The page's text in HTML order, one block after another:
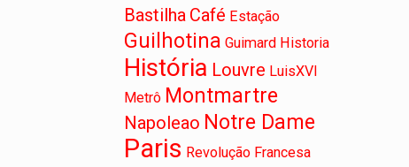
Bastilha Café Estação
Guilhotina Guimard Historia
História Louvre LuisXVI
Metrô Montmartre
Napoleao Notre Dame
Paris Revolução Francesa